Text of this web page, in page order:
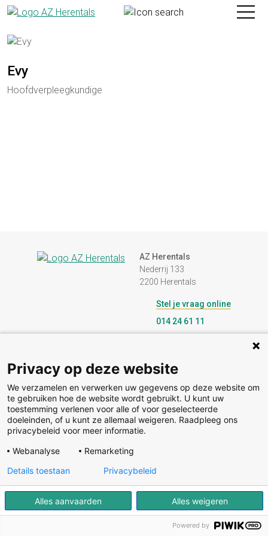
Home Toggle
Evy
Hoofdverpleegkundige
AZ Herentals
Nederrij 133
2200 Herentals
Stel je vraag online
014 24 61 11
Contact & afspraak maken
Volg ons
Privacyreglement
Cookie statement
Bescherming van persoonsgegevens
BTW-nummer BE 0821 734 213
Privacy op deze website
We verzamelen en verwerken uw gegevens op deze website om
te gebruiken hoe de website wordt gebruikt. U kunt uw
toestemming verlenen voor alle of voor geselecteerde
doeleinden, of u kunt ze allemaal weigeren. Raadpleeg ons
privacybeleid voor meer informatie.
Webanalyse
Remarketing
Alles aanvaarden Alles weigeren
Details toestaan Privacybeleid
Powered by